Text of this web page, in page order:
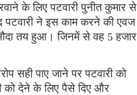
के लिए पटवारी पुनीत कुमार से
ने इस काम करने की एवज
तय हुआ। जिनमें से वह 5 हजार
सही पाए जाने पर पटवारी को
को देने के लिए पैसे दिए और